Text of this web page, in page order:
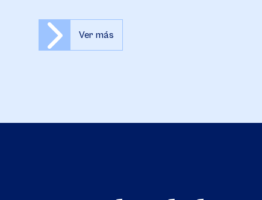
Ver más